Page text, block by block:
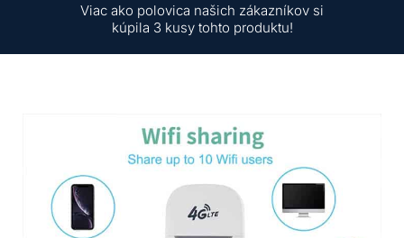
Viac ako polovica našich zákazníkov si
kúpila 3 kusy tohto produktu!